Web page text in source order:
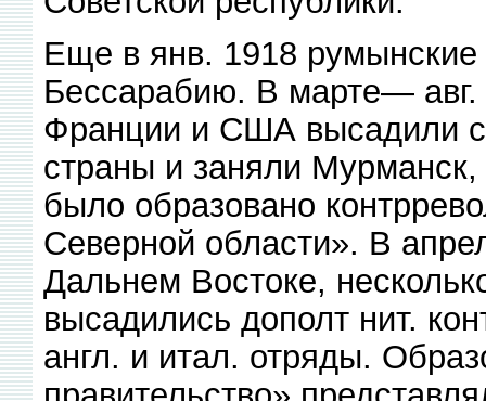
Еще в янв. 1918 румынские
Бессарабию. В марте—
Франции и США высадили
страны и заняли
было образовано
Северной области». В
Дальнем Востоке,
высадились дополт нит.
англ. и итал. отряды.